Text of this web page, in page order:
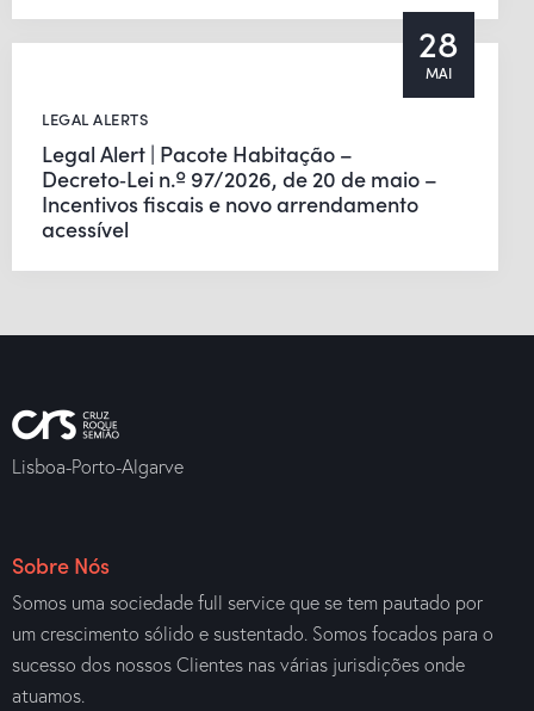
28
MAI
LEGAL ALERTS
Legal Alert | Pacote Habitação –
Decreto‑Lei n.º 97/2026, de 20 de maio –
Incentivos fiscais e novo arrendamento
acessível
Lisboa-Porto-Algarve
Sobre Nós
Somos uma sociedade full service que se tem pautado por
um crescimento sólido e sustentado. Somos focados para o
sucesso dos nossos Clientes nas várias jurisdições onde
atuamos.